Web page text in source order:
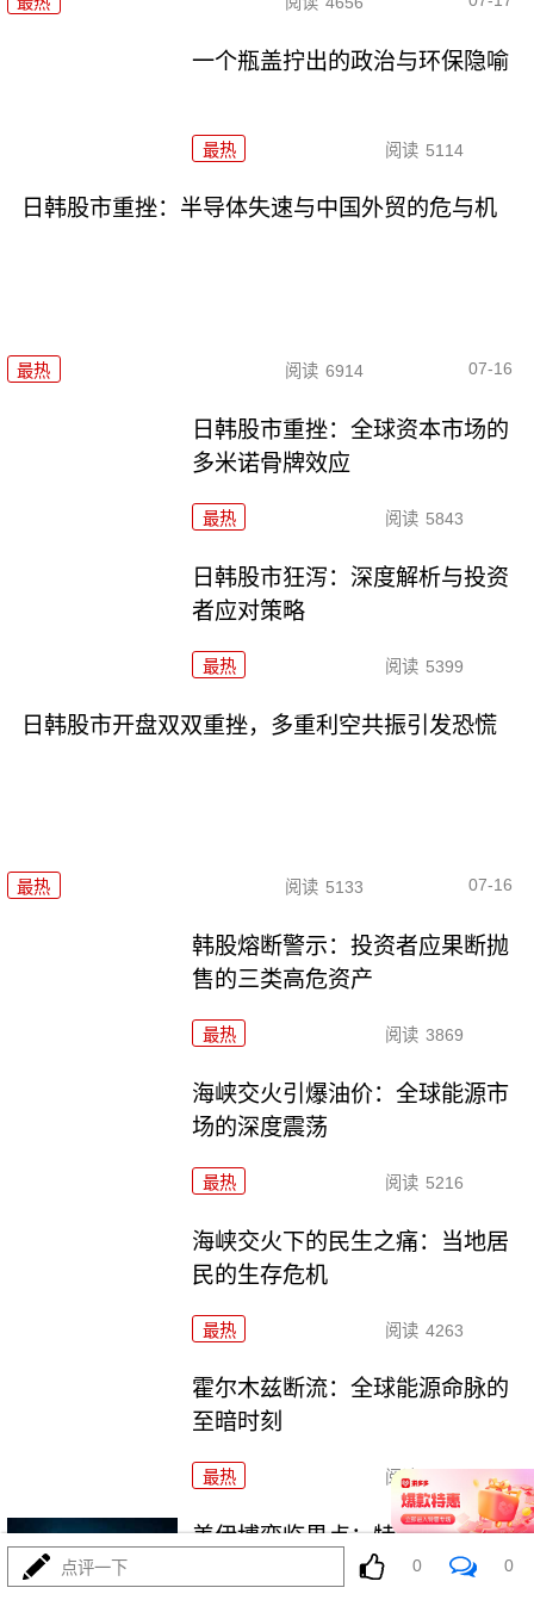
一个瓶盖拧出的政治与环保隐喻
最热 阅读 5114
日韩股市重挫：半导体失速与中国外贸的危与机
最热 阅读 6914 07-16
日韩股市重挫：全球资本市场的
多米诺骨牌效应
最热 阅读 5843
日韩股市狂泻：深度解析与投资
者应对策略
最热 阅读 5399
日韩股市开盘双双重挫，多重利空共振引发恐慌
最热 阅读 5133 07-16
韩股熔断警示：投资者应果断抛
售的三类高危资产
最热 阅读 3869
海峡交火引爆油价：全球能源市
场的深度震荡
最热 阅读 5216
海峡交火下的民生之痛：当地居
民的生存危机
最热 阅读 4263
霍尔木兹断流：全球能源命脉的
至暗时刻
最热 阅读 4552
美伊博弈临界点：特朗普威胁摧
点评一下 0 0